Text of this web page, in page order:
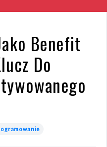
Benefit
Do